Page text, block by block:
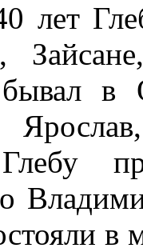
лет
бывал
Глебу
в